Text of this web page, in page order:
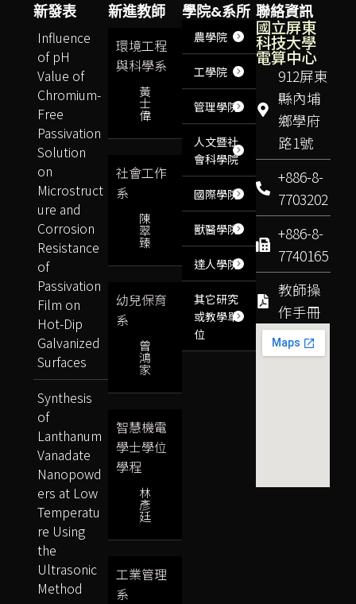
聯絡資訊
國立屏東
科技大學
電算中心
912屏東
縣內埔
鄉學府
路1號
+886-8-
7703202
+886-8-
7740165
教師操
作手冊
學院&系所
農學院
工學院
管理學院
人文暨社
會科學院
國際學院
獸醫學院
達人學院
其它研究
或教學單
位
新進教師
環境工程
與科學系
黃
士
偉
社會工作
系
陳
翠
臻
幼兒保育
系
曾
鴻
家
智慧機電
學士學位
學程
林
彥
廷
工業管理
系
新發表
Influence
of pH
Value of
Chromium-
Free
Passivation
Solution
on
Microstruct
ure and
Corrosion
Resistance
of
Passivation
Film on
Hot-Dip
Galvanized
Surfaces
Synthesis
of
Lanthanum
Vanadate
Nanopowd
ers at Low
Temperatu
re Using
the
Ultrasonic
Method